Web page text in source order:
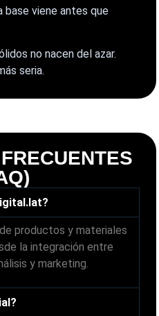
base viene antes que
no nacen del azar.
seria.
productos y materiales
la integración entre
y marketing.